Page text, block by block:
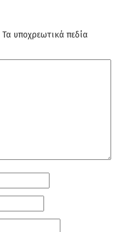
Τα υποχρεωτικά πεδία